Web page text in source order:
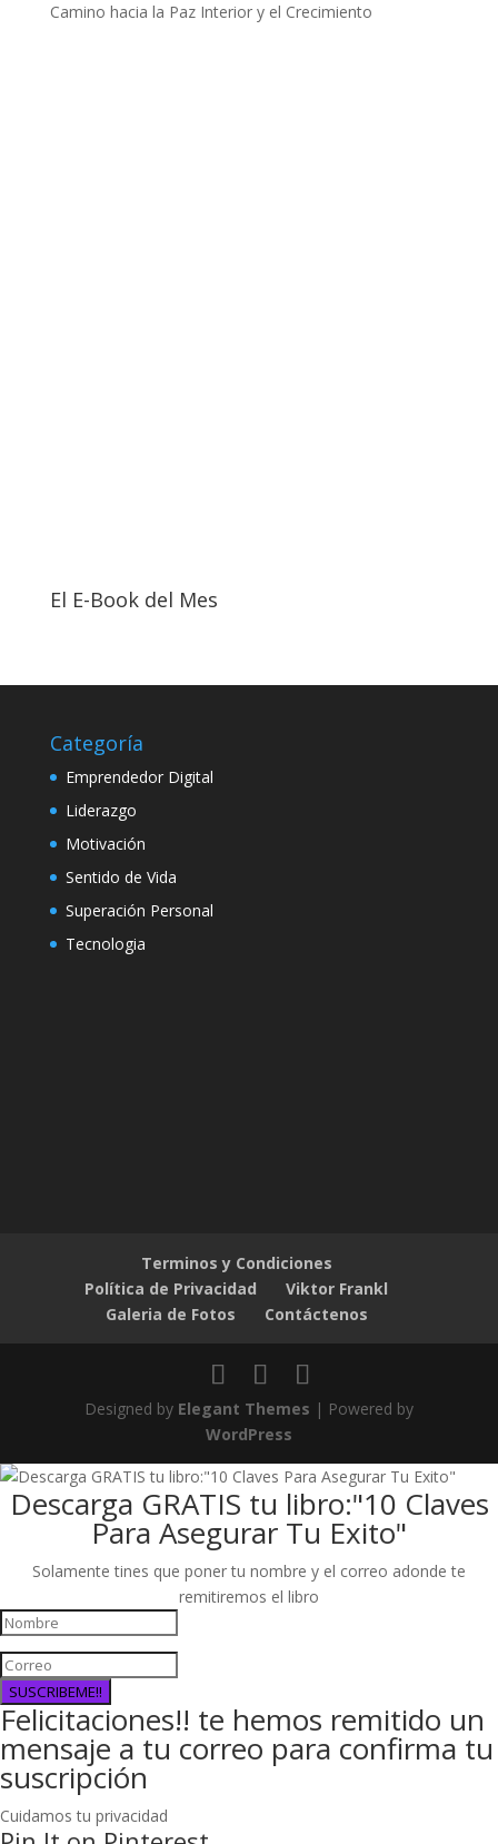
Camino hacia la Paz Interior y el Crecimiento
El E-Book del Mes
Categoría
Emprendedor Digital
Liderazgo
Motivación
Sentido de Vida
Superación Personal
Tecnologia
Terminos y Condiciones
Política de Privacidad
Viktor Frankl
Galeria de Fotos
Contáctenos
Designed by Elegant Themes | Powered by
WordPress
Descarga GRATIS tu libro:"10 Claves
Para Asegurar Tu Exito"
Solamente tines que poner tu nombre y el correo adonde te
remitiremos el libro
SUSCRIBEME!!
Felicitaciones!! te hemos remitido un
mensaje a tu correo para confirma tu
suscripción
Cuidamos tu privacidad